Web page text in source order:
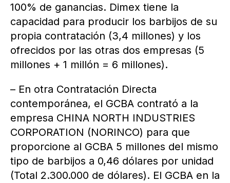
100% de ganancias. Dimex tiene la
capacidad para producir los barbijos de su
propia contratación (3,4 millones) y los
ofrecidos por las otras dos empresas (5
millones + 1 millón = 6 millones).
– En otra Contratación Directa
contemporánea, el GCBA contrató a la
empresa CHINA NORTH INDUSTRIES
CORPORATION (NORINCO) para que
proporcione al GCBA 5 millones del mismo
tipo de barbijos a 0,46 dólares por unidad
(Total 2.300.000 de dólares). El GCBA en la